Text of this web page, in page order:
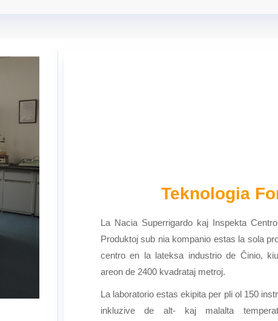
Teknologia
La Nacia Superrigardo kaj Inspekta
Produktoj sub nia kompanio estas la sola
centro en la lateksa industrio de Ĉinio,
areon de 2400 kvadrataj metroj.
La laboratorio estas ekipita per pli ol 150
inkluzive de alt- kaj malalta